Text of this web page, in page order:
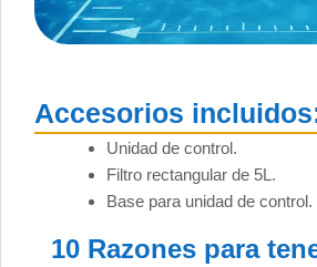
Accesorios
Unidad de control.
Filtro rectangular de 5L.
Base para unidad de control.
10 Razones para